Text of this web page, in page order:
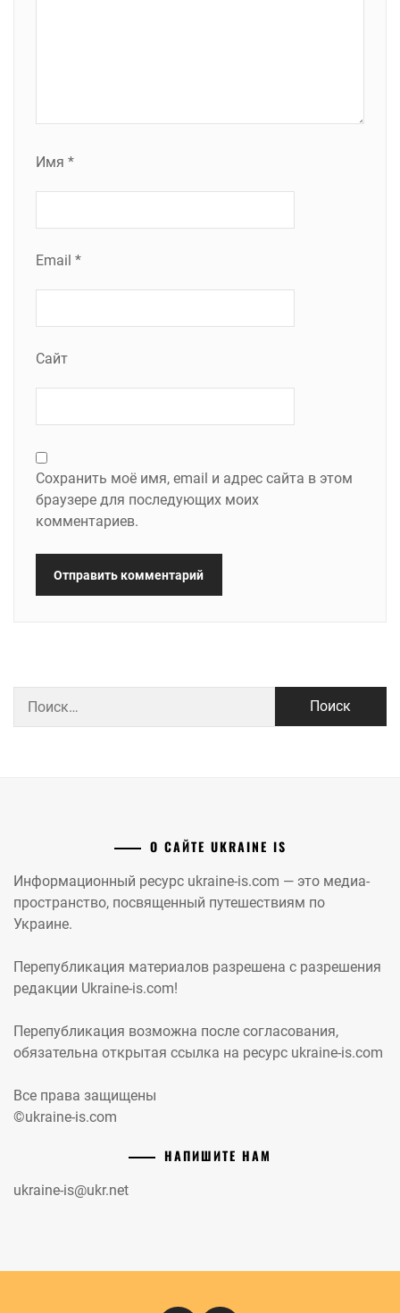
Имя *
Email *
Сайт
Сохранить моё имя, email и адрес сайта в этом
браузере для последующих моих
комментариев.
О САЙТЕ UKRAINE IS
Информационный ресурс ukraine-is.com — это медиа-
пространство, посвященный путешествиям по
Украине.
Перепубликация материалов разрешена с разрешения
редакции Ukraine-is.com!
Перепубликация возможна после согласования,
обязательна открытая ссылка на ресурс ukraine-is.com
Все права защищены
©ukraine-is.com
НАПИШИТЕ НАМ
ukraine-is@ukr.net